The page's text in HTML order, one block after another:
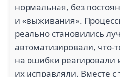
нормальная, без
и «выживания».
реально становились
автоматизировали, что-
на ошибки реагировали
их исправляли. Вместе